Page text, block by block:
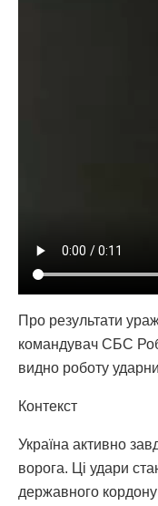
Про результати
командувач СБС
видно роботу
Контекст
Україна активно
ворога. Ці удари
державного кордону